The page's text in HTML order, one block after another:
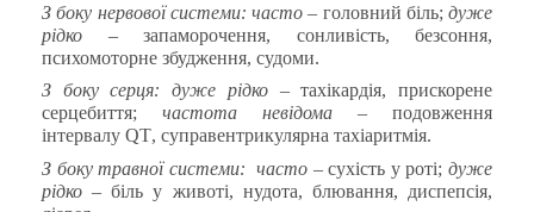
З боку нервової системи: часто – головний біль; дуже
рідко – запаморочення, сонливість, безсоння,
психомоторне збудження, судоми.
З боку серця: дуже рідко –тахікардія, прискорене
серцебиття; частота невідома – подовження
інтервалу QT, суправентрикулярна тахіаритмія.
З боку травної системи: часто –сухість у роті;дуже
рідко – біль у животі, нудота, блювання, диспепсія,